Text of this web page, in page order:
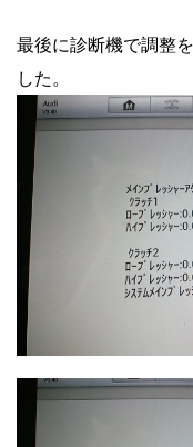
最後に診断機で調整
した。